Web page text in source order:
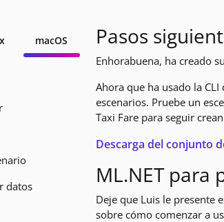
macOS
datos
Pasos
Enhorabuena, ha creado
Ahora que ha usado la
escenarios. Pruebe un
Taxi Fare para seguir
Descarga del conjunto
ML.NET para
Deje que Luis le presente
sobre cómo comenzar a